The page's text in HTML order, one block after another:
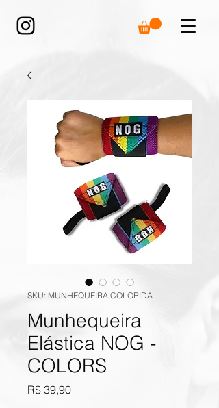
SKU: MUNHEQUEIRA COLORIDA
Munhequeira
Elástica NOG -
COLORS
R$ 39,90Preço